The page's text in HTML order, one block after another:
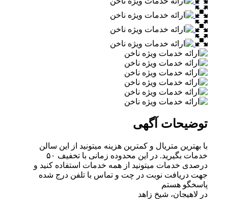
توضیحات آگهی
با بهترین متریال و کمترین هزینه میتونید از این سالن
خدمات بگیرید. در این محدوده زمانی با تخفیف ۵۰
درصدی خدمات میتونید از همه خدمات استفاده کنید و
جهت دریافت نوبت در چت و تماس با تلفن درج شده
پاسخگو هستم
در لاهیجان، شیخ زاهد